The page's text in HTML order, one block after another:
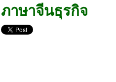
ภาษาจีนธุรกิจ